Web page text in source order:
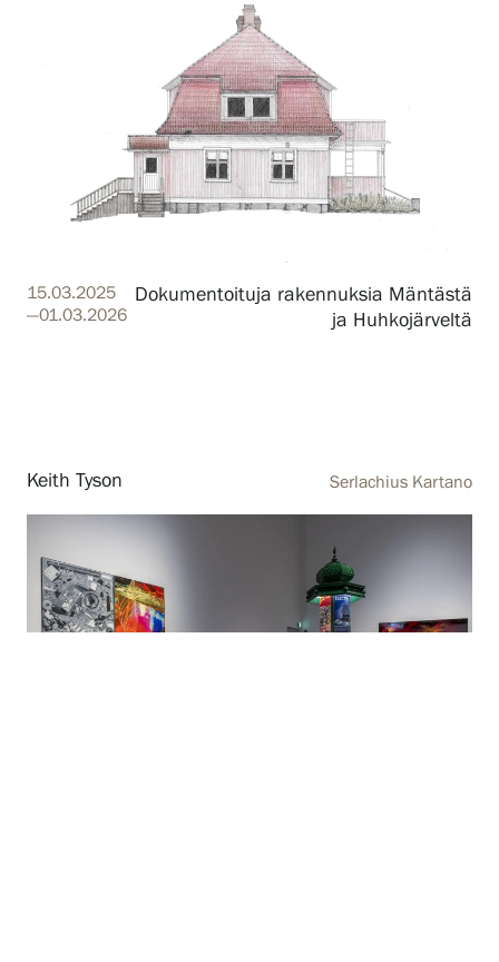
15.03.2025
—01.03.2026
Dokumentoituja rakennuksia Mäntästä
ja Huhkojärveltä
Keith Tyson Serlachius Kartano